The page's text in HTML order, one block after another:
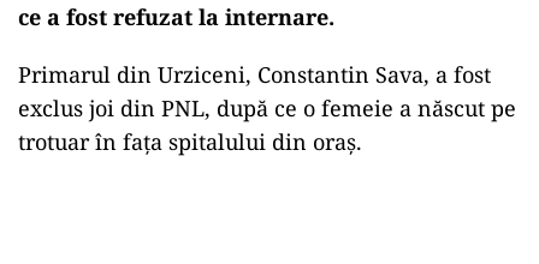
ce a fost refuzat la internare.
Primarul din Urziceni, Constantin Sava, a fost
exclus joi din PNL, după ce o femeie a născut pe
trotuar în fața spitalului din oraș.